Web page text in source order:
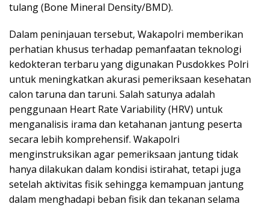
tulang (Bone Mineral Density/BMD).
Dalam peninjauan tersebut, Wakapolri memberikan
perhatian khusus terhadap pemanfaatan teknologi
kedokteran terbaru yang digunakan Pusdokkes Polri
untuk meningkatkan akurasi pemeriksaan kesehatan
calon taruna dan taruni. Salah satunya adalah
penggunaan Heart Rate Variability (HRV) untuk
menganalisis irama dan ketahanan jantung peserta
secara lebih komprehensif. Wakapolri
menginstruksikan agar pemeriksaan jantung tidak
hanya dilakukan dalam kondisi istirahat, tetapi juga
setelah aktivitas fisik sehingga kemampuan jantung
dalam menghadapi beban fisik dan tekanan selama